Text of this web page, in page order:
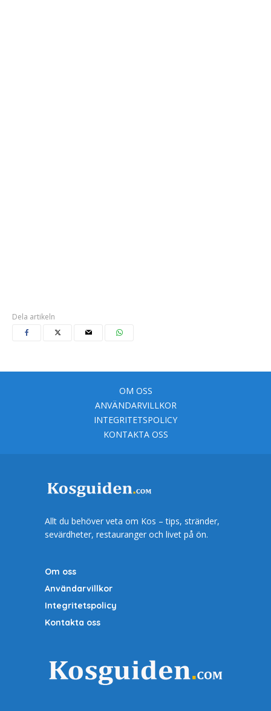
Dela artikeln
OM OSS
ANVÄNDARVILLKOR
INTEGRITETSPOLICY
KONTAKTA OSS
Allt du behöver veta om Kos – tips, stränder,
sevärdheter, restauranger och livet på ön.
Om oss
Användarvillkor
Integritetspolicy
Kontakta oss